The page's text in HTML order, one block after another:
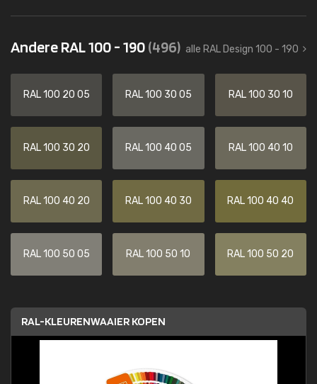
Andere RAL 100 - 190(496) alle RAL Design 100 - 190
RAL 100 20 05 RAL 100 30 05 RAL 100 30 10
RAL 100 30 20 RAL 100 40 05 RAL 100 40 10
RAL 100 40 20 RAL 100 40 30 RAL 100 40 40
RAL 100 50 05 RAL 100 50 10 RAL 100 50 20
RAL-KLEURENWAAIER KOPEN